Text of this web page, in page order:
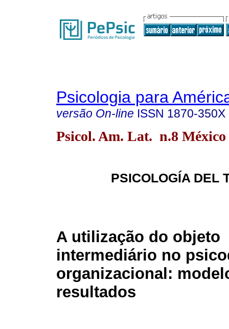
Psicologia para
versão On-line ISSN 1870-350X
Psicol. Am. Lat. n.8 México
PSICOLOGÍA DEL
A utilização do objeto
intermediário no
organizacional:
resultados